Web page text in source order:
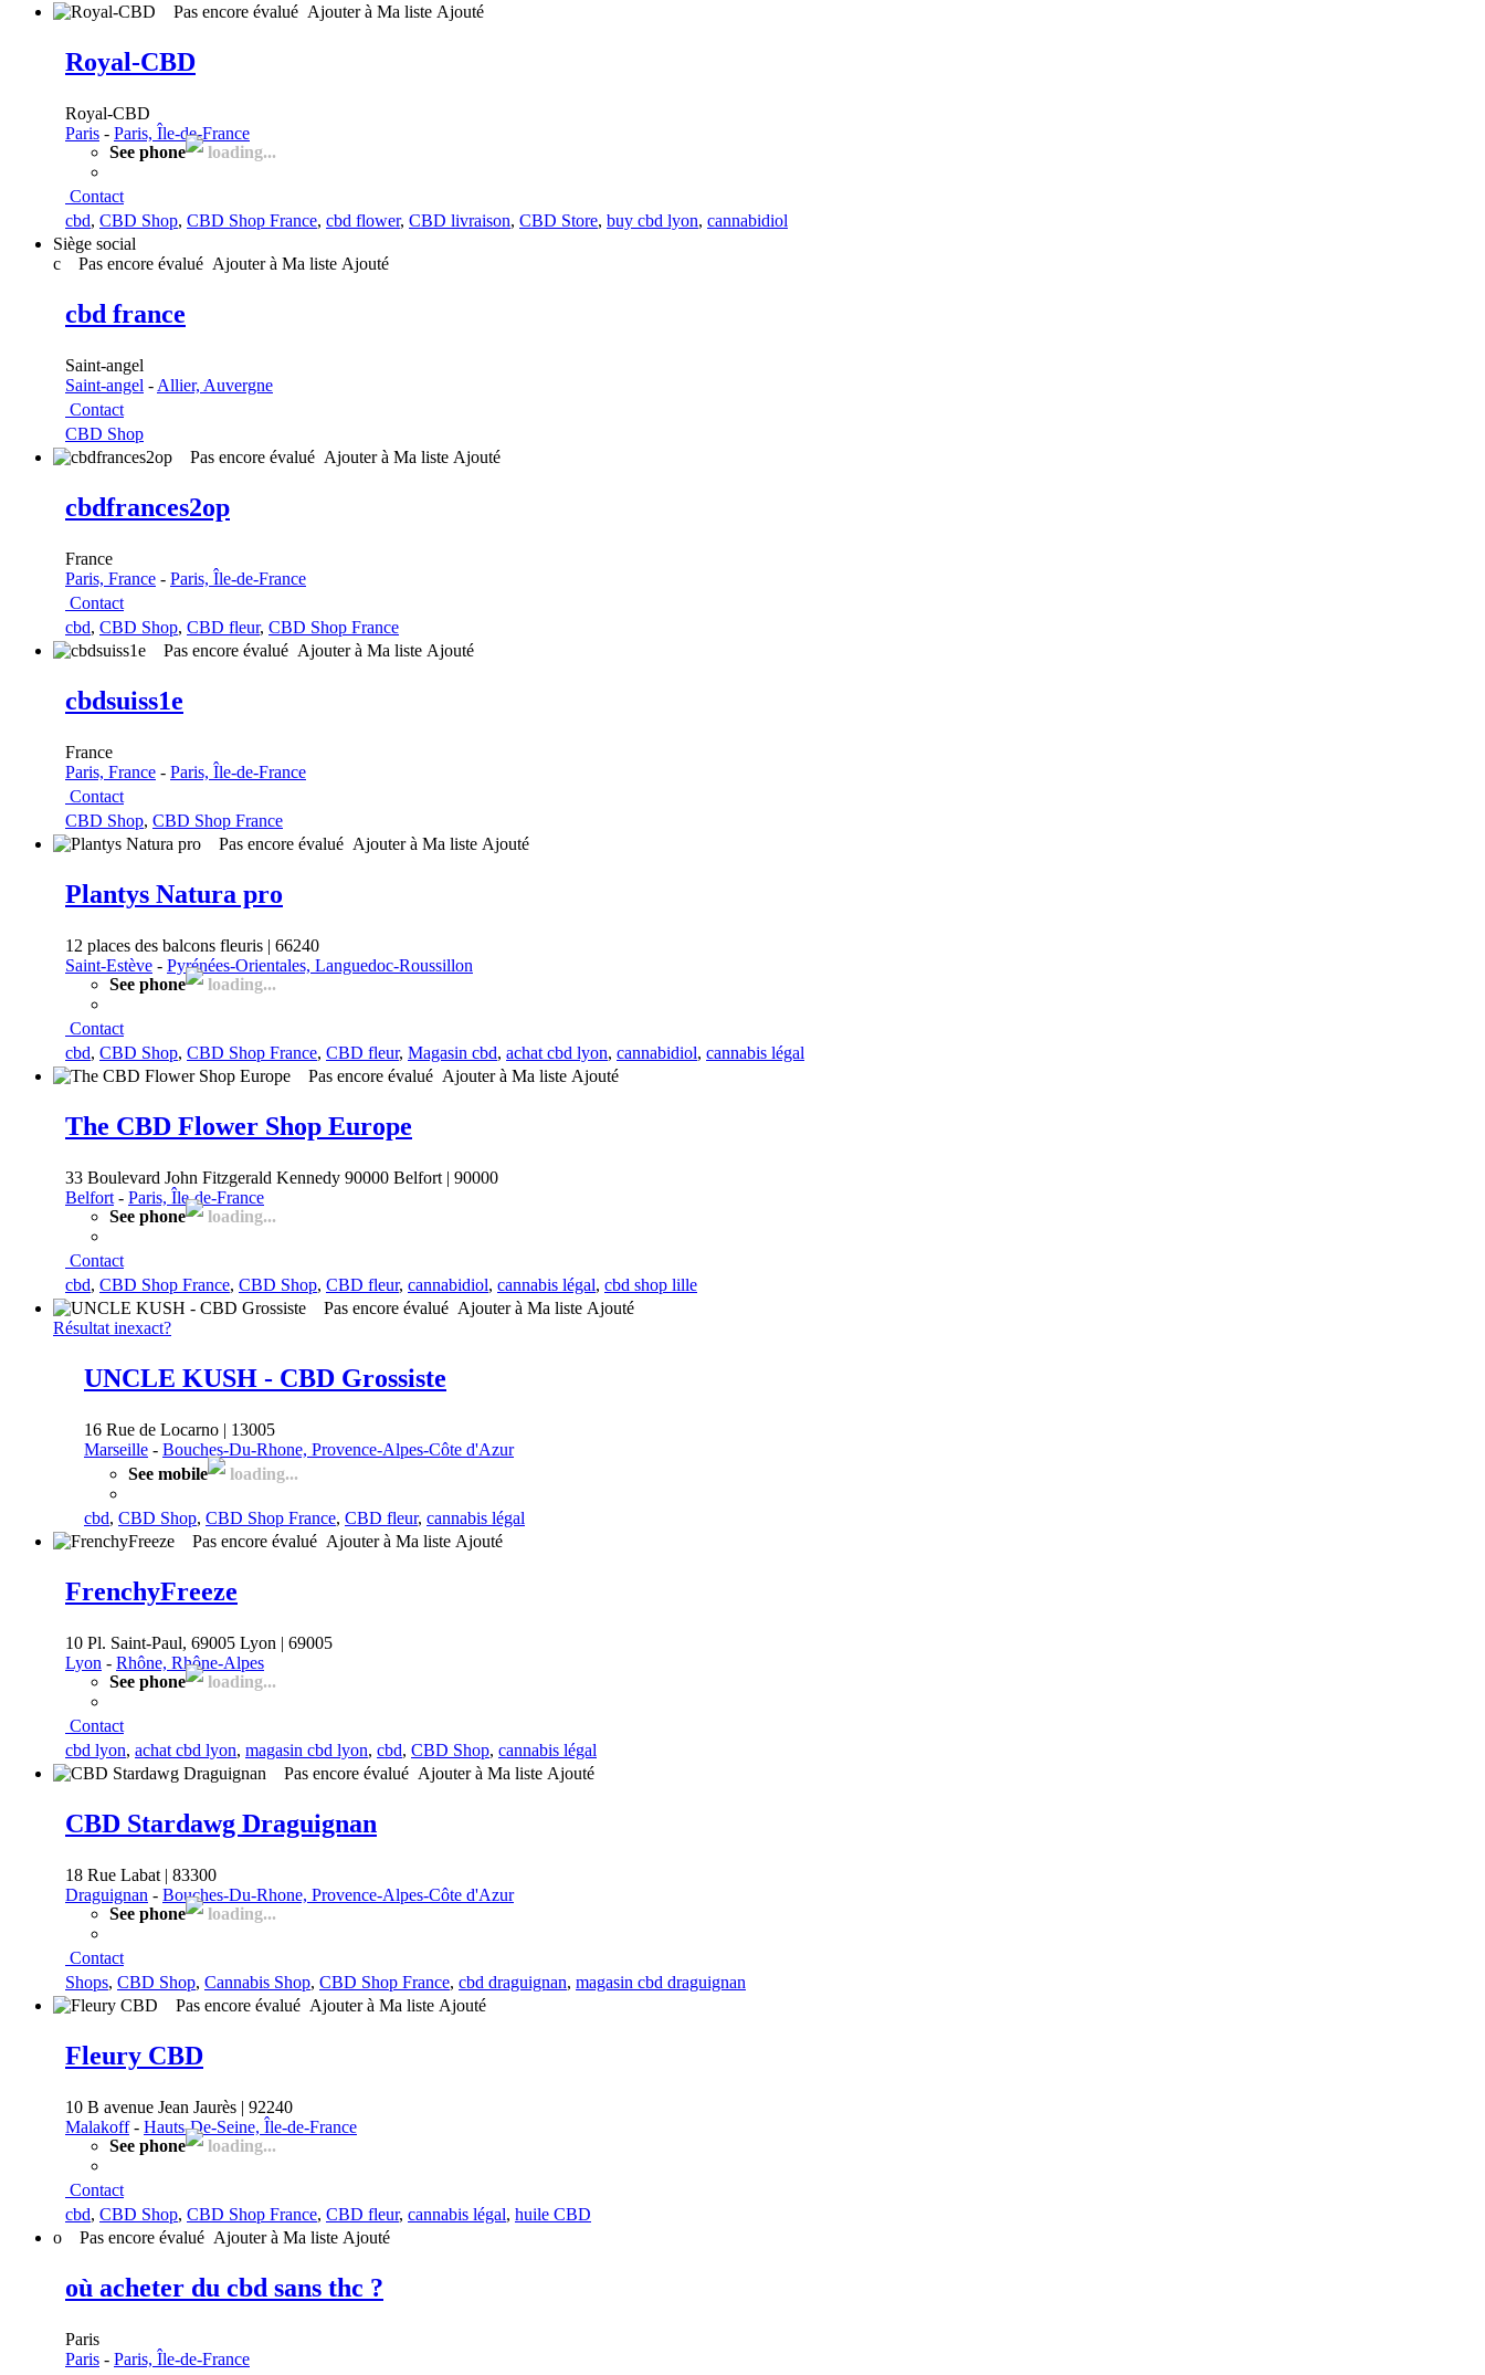
Pas encore évalué Ajouter à Ma liste Ajouté
Royal-CBD
Royal-CBD
Paris - Paris, Île-de-France
See phone
loading...
Contact
cbd, CBD Shop, CBD Shop France, cbd flower, CBD livraison, CBD Store, buy cbd lyon, cannabidiol
Siège social
c
Pas encore évalué Ajouter à Ma liste Ajouté
cbd france
Saint-angel
Saint-angel - Allier, Auvergne
Contact
CBD Shop
Pas encore évalué Ajouter à Ma liste Ajouté
cbdfrances2op
France
Paris, France - Paris, Île-de-France
Contact
cbd, CBD Shop, CBD fleur, CBD Shop France
Pas encore évalué Ajouter à Ma liste Ajouté
cbdsuiss1e
France
Paris, France - Paris, Île-de-France
Contact
CBD Shop, CBD Shop France
Pas encore évalué Ajouter à Ma liste Ajouté
Plantys Natura pro
12 places des balcons fleuris | 66240
Saint-Estève - Pyrénées-Orientales, Languedoc-Roussillon
See phone
loading...
Contact
cbd, CBD Shop, CBD Shop France, CBD fleur, Magasin cbd, achat cbd lyon, cannabidiol, cannabis légal
Pas encore évalué Ajouter à Ma liste Ajouté
The CBD Flower Shop Europe
33 Boulevard John Fitzgerald Kennedy 90000 Belfort | 90000
Belfort - Paris, Île-de-France
See phone
loading...
Contact
cbd, CBD Shop France, CBD Shop, CBD fleur, cannabidiol, cannabis légal, cbd shop lille
Pas encore évalué Ajouter à Ma liste Ajouté
Résultat inexact?
UNCLE KUSH - CBD Grossiste
16 Rue de Locarno | 13005
Marseille - Bouches-Du-Rhone, Provence-Alpes-Côte d'Azur
See mobile
loading...
cbd, CBD Shop, CBD Shop France, CBD fleur, cannabis légal
Pas encore évalué Ajouter à Ma liste Ajouté
FrenchyFreeze
10 Pl. Saint-Paul, 69005 Lyon | 69005
Lyon - Rhône, Rhône-Alpes
See phone
loading...
Contact
cbd lyon, achat cbd lyon, magasin cbd lyon, cbd, CBD Shop, cannabis légal
Pas encore évalué Ajouter à Ma liste Ajouté
CBD Stardawg Draguignan
18 Rue Labat | 83300
Draguignan - Bouches-Du-Rhone, Provence-Alpes-Côte d'Azur
See phone
loading...
Contact
Shops, CBD Shop, Cannabis Shop, CBD Shop France, cbd draguignan, magasin cbd draguignan
Pas encore évalué Ajouter à Ma liste Ajouté
Fleury CBD
10 B avenue Jean Jaurès | 92240
Malakoff- Hauts-De-Seine, Île-de-France
See phone
loading...
Contact
cbd, CBD Shop, CBD Shop France, CBD fleur, cannabis légal, huile CBD
o
Pas encore évalué Ajouter à Ma liste Ajouté
où acheter du cbd sans thc ?
Paris
Paris - Paris, Île-de-France